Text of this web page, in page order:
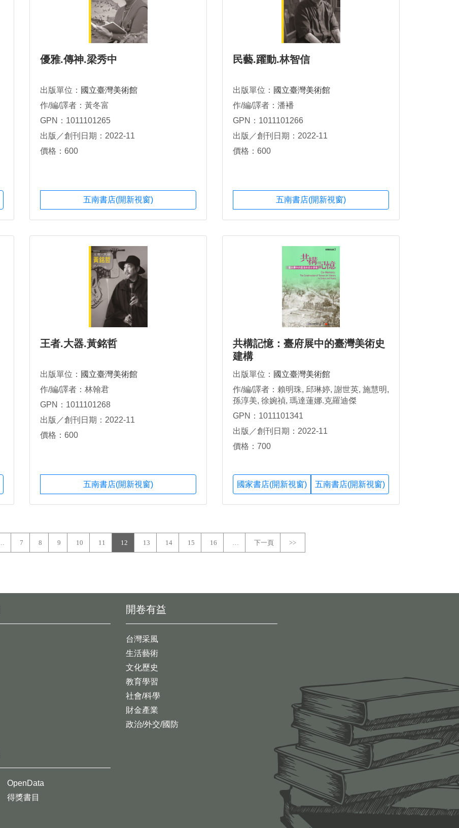
優雅.傳神.梁秀中
出版單位： 國立臺灣美術館
作/編/譯者：黃冬富
GPN：1011101265
出版／創刊日期：2022-11
價格：600
五南書店(開新視窗)
民藝.躍動.林智信
出版單位： 國立臺灣美術館
作/編/譯者：潘襎
GPN：1011101266
出版／創刊日期：2022-11
價格：600
五南書店(開新視窗)
王者.大器.黃銘哲
出版單位： 國立臺灣美術館
作/編/譯者：林翰君
GPN：1011101268
出版／創刊日期：2022-11
價格：600
五南書店(開新視窗)
共構記憶：臺府展中的臺灣美術史
建構
出版單位： 國立臺灣美術館
作/編/譯者：賴明珠, 邱琳婷, 謝世英, 施慧明,
孫淳美, 徐婉禎, 瑪達蓮娜.克羅迪傑
(Magdalena Kolodziej), 盧茱妮雅(Roh
GPN：1011101341
出版／創刊日期：2022-11
價格：700
國家書店(開新視窗) 五南書店(開新視窗)
7 8 9 10 11 12 13 14 15 16 下一頁 >>
開卷有益
台灣采風
生活藝術
文化歷史
教育學習
社會/科學
財金產業
政治/外交/國防
OpenData
得獎書目